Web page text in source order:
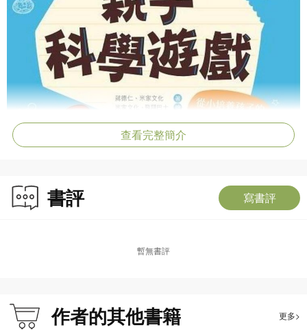
查看完整簡介
書評 寫書評
暫無書評
作者的其他書籍 更多>